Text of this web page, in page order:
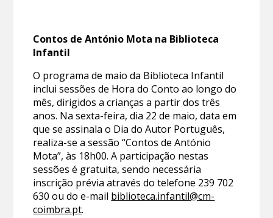
Contos de António Mota na Biblioteca
Infantil
O programa de maio da Biblioteca Infantil
inclui sessões de Hora do Conto ao longo do
mês, dirigidos a crianças a partir dos três
anos. Na sexta-feira, dia 22 de maio, data em
que se assinala o Dia do Autor Português,
realiza-se a sessão “Contos de António
Mota”, às 18h00. A participação nestas
sessões é gratuita, sendo necessária
inscrição prévia através do telefone 239 702
630 ou do e-mail biblioteca.infantil@cm-
coimbra.pt.